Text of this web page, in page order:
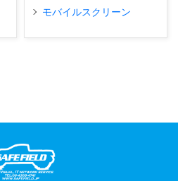
モバイルスクリーン